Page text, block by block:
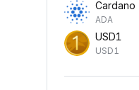
Cardano
ADA
USD1
USD1